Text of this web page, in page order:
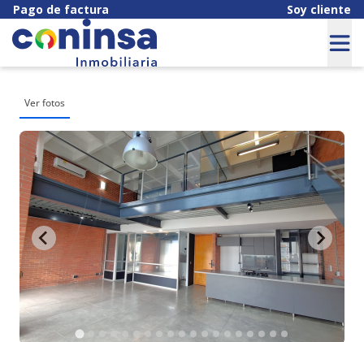
Pago de factura Soy cliente
Ver fotos